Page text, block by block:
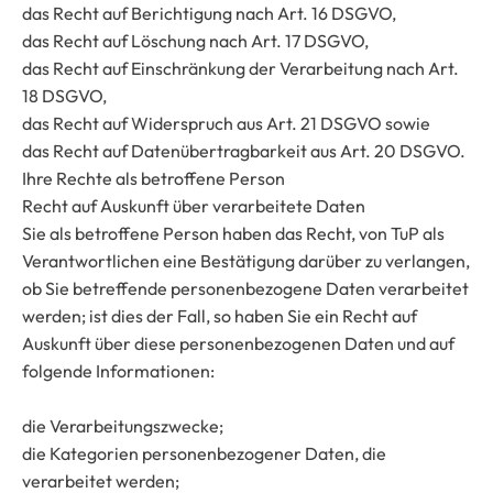
das Recht auf Berichtigung nach Art. 16 DSGVO,
das Recht auf Löschung nach Art. 17 DSGVO,
das Recht auf Einschränkung der Verarbeitung nach Art.
18 DSGVO,
das Recht auf Widerspruch aus Art. 21 DSGVO sowie
das Recht auf Datenübertragbarkeit aus Art. 20 DSGVO.
Ihre Rechte als betroffene Person
Recht auf Auskunft über verarbeitete Daten
Sie als betroffene Person haben das Recht, von TuP als
Verantwortlichen eine Bestätigung darüber zu verlangen,
ob Sie betreffende personenbezogene Daten verarbeitet
werden; ist dies der Fall, so haben Sie ein Recht auf
Auskunft über diese personenbezogenen Daten und auf
folgende Informationen:
die Verarbeitungszwecke;
die Kategorien personenbezogener Daten, die
verarbeitet werden;